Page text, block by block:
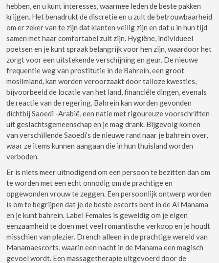
hebben, en u kunt interesses, waarmee leden de beste pakken
krijgen. Het benadrukt de discretie en u zult de betrouwbaarheid
om er zeker van te zijn dat klanten veilig zijn en dat u in hun tijd
samen met haar comfortabel zult zijn. Hygiëne, individueel
poetsen en je kunt spraak belangrijk voor hen zijn, waardoor het
zorgt voor een uitstekende verschijning en geur. De nieuwe
frequentie weg van prostitutie in de Bahrein, een groot
moslimland, kan worden veroorzaakt door talloze kwesties,
bijvoorbeeld de locatie van het land, financiële dingen, evenals
de reactie van de regering. Bahrein kan worden gevonden
dichtbij Saoedi -Arabië, een natie met rigoureuze voorschriften
uit geslachtsgemeenschap en je mag drank. Bijgevolg komen
van verschillende Saoedi’s de nieuwe rand naar je bahrein over,
waar ze items kunnen aangaan die in hun thuisland worden
verboden.
Er is niets meer uitnodigend om een ​​persoon te bezitten dan om
te worden met een echt onnodig om de prachtige en
opgewonden vrouw te zeggen. Een persoonlijk ontwerp worden
is om te begrijpen dat je de beste escorts bent in de Al Manama
en je kunt bahrein. Label Females is geweldig om je eigen
eenzaamheid te doen met veel romantische verkoop en je houdt
misschien van plezier. Drench alleen in de prachtige wereld van
Manamaescorts, waarin een nacht in de Manama een magisch
gevoel wordt. Een massagetherapie uitgevoerd door de